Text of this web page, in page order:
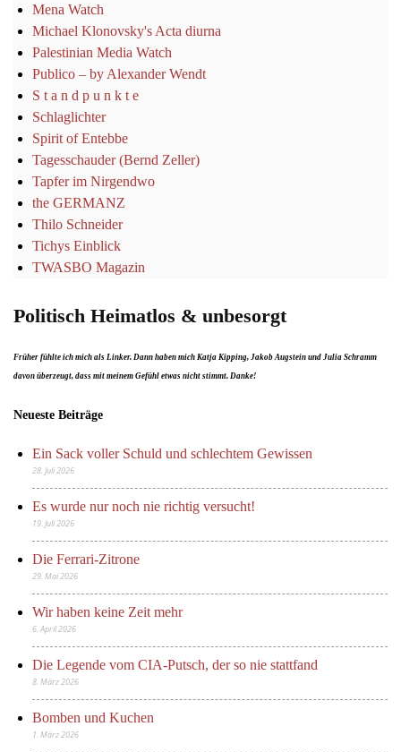
Mena Watch
Michael Klonovsky's Acta diurna
Palestinian Media Watch
Publico – by Alexander Wendt
S t a n d p u n k t e
Schlaglichter
Spirit of Entebbe
Tagesschauder (Bernd Zeller)
Tapfer im Nirgendwo
the GERMANZ
Thilo Schneider
Tichys Einblick
TWASBO Magazin
Politisch Heimatlos & unbesorgt
Früher fühlte ich mich als Linker. Dann haben mich Katja Kipping, Jakob Augstein und Julia Schramm
davon überzeugt, dass mit meinem Gefühl etwas nicht stimmt. Danke!
Neueste Beiträge
Ein Sack voller Schuld und schlechtem Gewissen
28. Juli 2026
Es wurde nur noch nie richtig versucht!
19. Juli 2026
Die Ferrari-Zitrone
29. Mai 2026
Wir haben keine Zeit mehr
6. April 2026
Die Legende vom CIA-Putsch, der so nie stattfand
8. März 2026
Bomben und Kuchen
1. März 2026